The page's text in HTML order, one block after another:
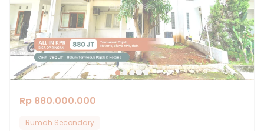
Rp 880.000.000
Rumah Secondary